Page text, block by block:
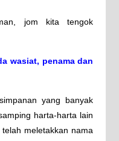
jom kita tengok
wasiat, penama dan
yang banyak
harta-harta lain
meletakkan nama